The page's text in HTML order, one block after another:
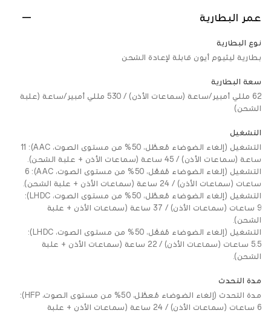
عمر البطارية
نوع البطارية
بطارية ليثيوم أيون قابلة لإعادة الشحن
سعة البطارية
62 مللي أمبير/ساعة (سماعات الأذن) / 530 مللي أمبير/ساعة (علبة
الشحن)
التشغيل
التشغيل (إلغاء الضوضاء مُعطَّل، 50% من مستوى الصوت، AAC): 11
ساعة (سماعات الأذن) / 45 ساعة (سماعات الأذن + علبة الشحن).
التشغيل (إلغاء الضوضاء مُفعَّل، 50% من مستوى الصوت، AAC): 6
ساعات (سماعات الأذن) / 24 ساعة (سماعات الأذن + علبة الشحن).
التشغيل (إلغاء الضوضاء مُعطَّل، 50% من مستوى الصوت، LHDC):
9 ساعات (سماعات الأذن) / 37 ساعة (سماعات الأذن + علبة
الشحن).
التشغيل (إلغاء الضوضاء مُفعَّل، 50% من مستوى الصوت، LHDC):
5.5 ساعات (سماعات الأذن) / 22 ساعة (سماعات الأذن + علبة
الشحن).
مدة التحدث
مدة التحدث (إلغاء الضوضاء مُعطَّل، 50% من مستوى الصوت، HFP):
6 ساعات (سماعات الأذن) / 24 ساعة (سماعات الأذن + علبة